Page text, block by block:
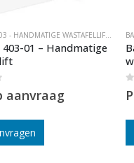
403-01 – Handmatige
aanvraag